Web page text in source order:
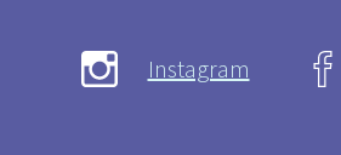
Instagram